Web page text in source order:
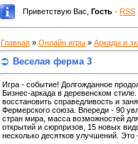
Приветствую Вас Гость · RSS
Главная » Онлайн игры » Аркады и
Веселая ферма 3
Игра - событие! Долгожданное
Бизнес-аркада в деревенском
восстановить справедливость и
Фермерского союза. Впереди - 90
стран мира, масса возможностей
открытий и сюрпризов, 15 новых
несколько десятков улучшений. Это